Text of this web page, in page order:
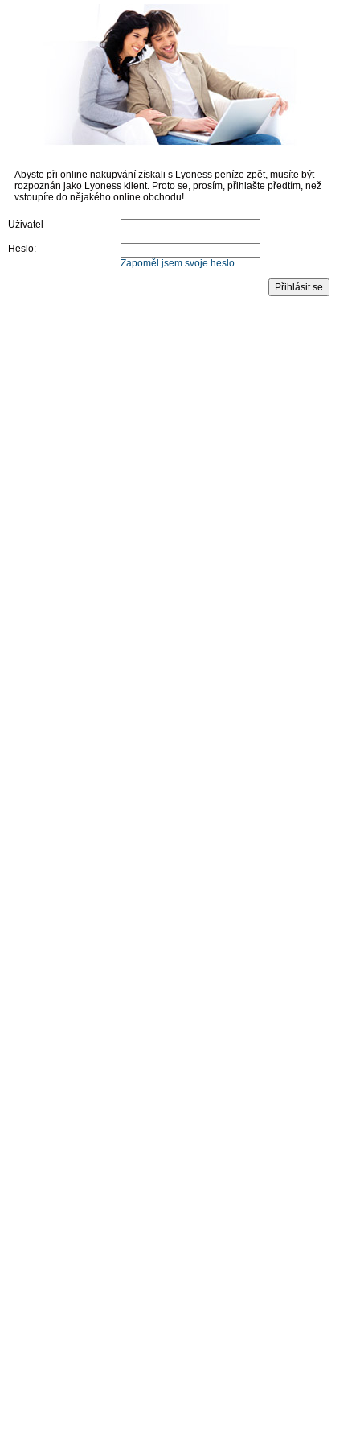
Abyste při online nakupvání získali s Lyoness peníze zpět, musíte být
rozpoznán jako Lyoness klient. Proto se, prosím, přihlašte předtím, než
vstoupíte do nějakého online obchodu!
Uživatel
Heslo:
Zapoměl jsem svoje heslo